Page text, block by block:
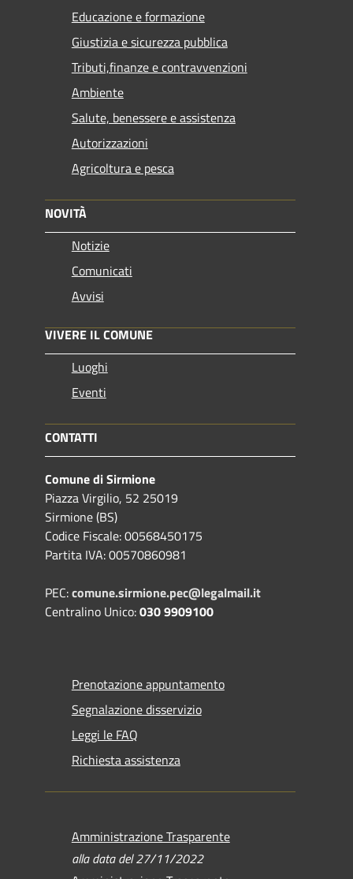
Educazione e formazione
Giustizia e sicurezza pubblica
Tributi,finanze e contravvenzioni
Ambiente
Salute, benessere e assistenza
Autorizzazioni
Agricoltura e pesca
NOVITÀ
Notizie
Comunicati
Avvisi
VIVERE IL COMUNE
Luoghi
Eventi
CONTATTI
Comune di Sirmione
Piazza Virgilio, 52 25019
Sirmione (BS)
Codice Fiscale: 00568450175
Partita IVA: 00570860981
PEC:comune.sirmione.pec@legalmail.it
Centralino Unico:030 9909100
Prenotazione appuntamento
Segnalazione disservizio
Leggi le FAQ
Richiesta assistenza
Amministrazione Trasparente
alla data del 27/11/2022